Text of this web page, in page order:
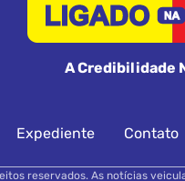
A Credibilidade
Expediente Contato
reservados. As notícias